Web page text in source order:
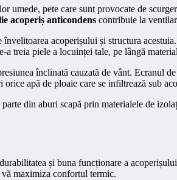
pete care sunt provocate de
acoperiș anticondens contribuie la
acoperișului și structura
treia piele a locuinței tale, pe lângă
înclinată cauzată de vânt. Ecranul
apă de ploaie care se infiltrează sub
din aburi scapă prin materialele de
și buna funcționare a
vă maximiza confortul termic.